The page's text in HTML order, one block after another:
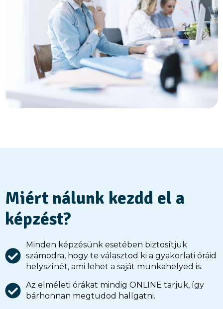
Miért nálunk kezdd el a
képzést?
Minden képzésünk esetében biztosítjuk
számodra, hogy te választod ki a gyakorlati óráid
helyszínét, ami lehet a saját munkahelyed is.
Az elméleti órákat mindig ONLINE tarjuk, így
bárhonnan megtudod hallgatni.